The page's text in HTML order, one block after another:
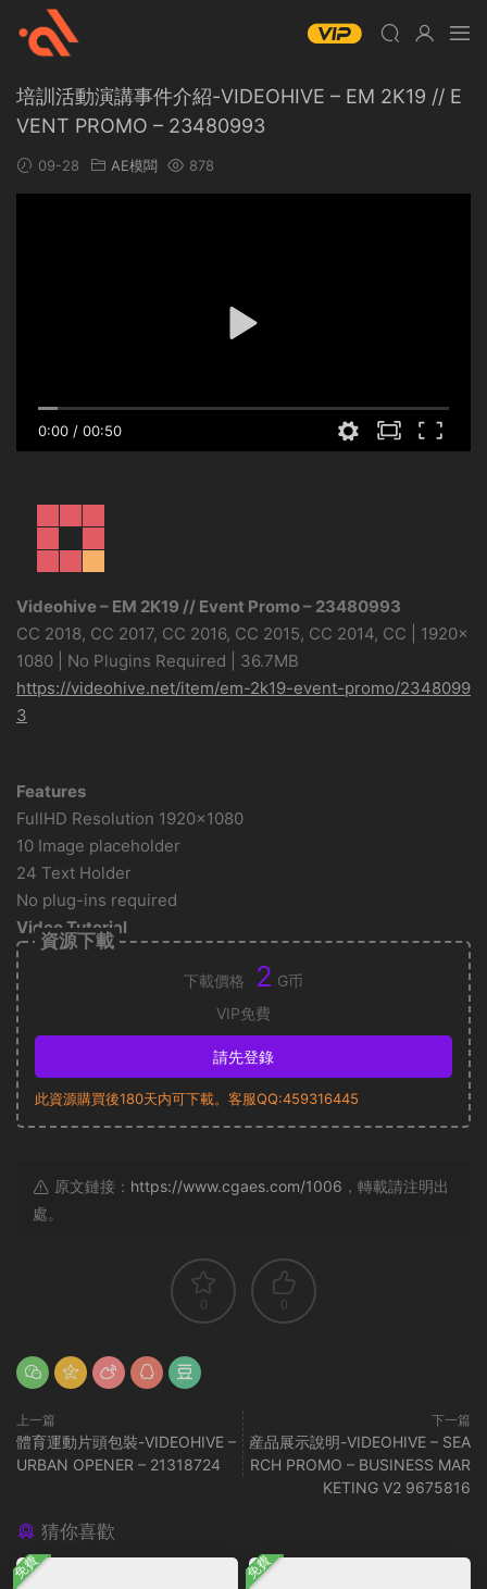
培訓活動演講事件介紹-VIDEOHIVE – EM 2K19 // E
VENT PROMO – 23480993
09-28 AE模闆 878
0:00 / 00:50
Videohive – EM 2K19 // Event Promo – 23480993
CC 2018, CC 2017, CC 2016, CC 2015, CC 2014, CC | 1920×
1080 | No Plugins Required | 36.7MB
https://videohive.net/item/em-2k19-event-promo/2348099
3
Features
FullHD Resolution 1920×1080
10 Image placeholder
24 Text Holder
No plug-ins required
Video Tutorial
資源下載
下載價格 2 G币
VIP免費
請先登錄
此資源購買後180天内可下載。客服QQ:459316445
原文鏈接： https://www.cgaes.com/1006 ，轉載請注明出
處。
0 0
上一篇
體育運動片頭包裝-VIDEOHIVE –
URBAN OPENER – 21318724
下一篇
産品展示說明-VIDEOHIVE – SEA
RCH PROMO – BUSINESS MAR
KETING V2 9675816
猜你喜歡
免費 免費